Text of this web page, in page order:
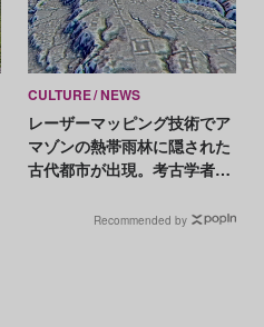
CULTURE NEWS
レーザーマッピング技術でア
マゾンの熱帯雨林に隠された
古代都市が出現。考古学者を
Recommended by